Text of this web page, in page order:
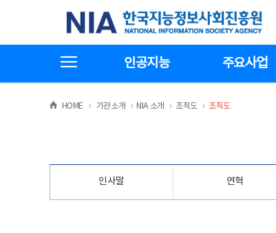
기
한국지능정보사회진흥원
인공지능 주요사업
HOME >
기관소개 >NIA 소개 >
조직도 >
조직도
인사말 연혁